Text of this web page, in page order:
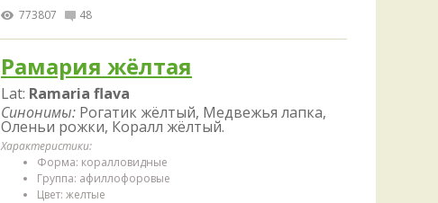
773807
48
Рамария жёлтая
Lat: Ramaria flava
Синонимы: Рогатик жёлтый, Медвежья лапка,
Оленьи рожки, Коралл жёлтый.
Характеристики:
Форма: коралловидные
Группа: афиллофоровые
Цвет: желтые